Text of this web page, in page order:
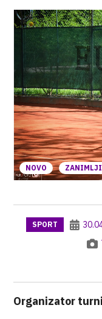
NOVO
SPORT
Organizator